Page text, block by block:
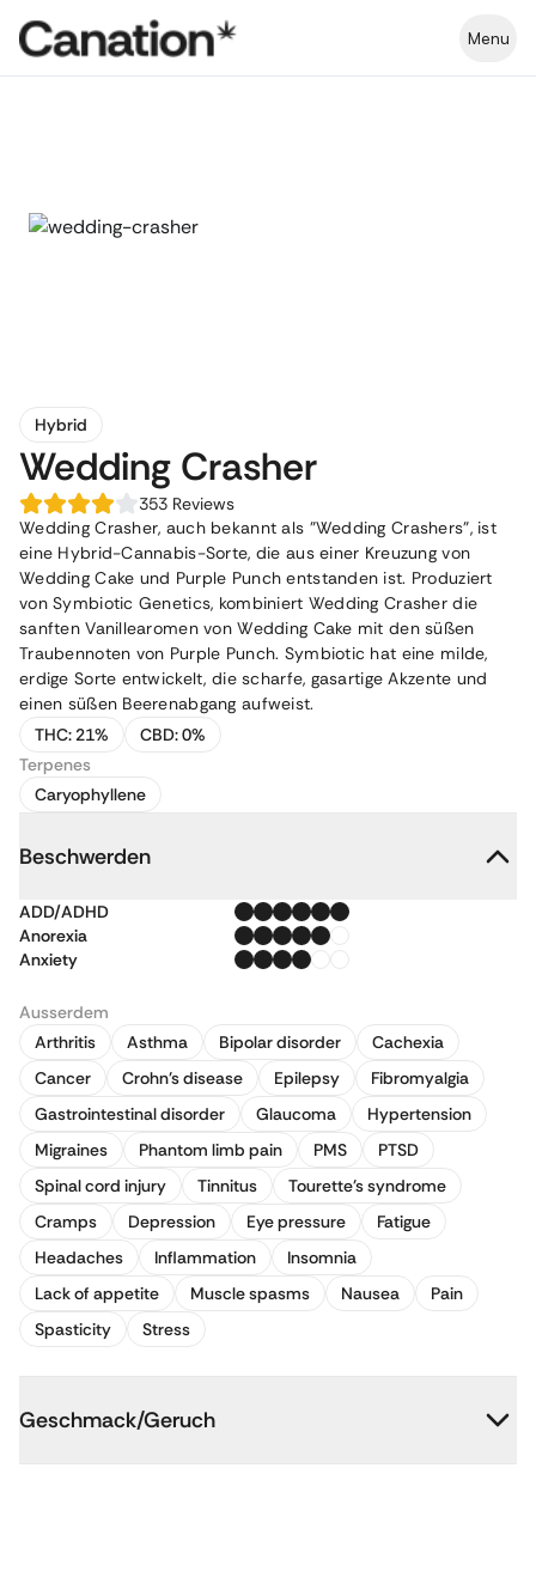
Menu
Hybrid
Wedding Crasher
353 Reviews
Wedding Crasher, auch bekannt als "Wedding Crashers", ist
eine Hybrid-Cannabis-Sorte, die aus einer Kreuzung von
Wedding Cake und Purple Punch entstanden ist. Produziert
von Symbiotic Genetics, kombiniert Wedding Crasher die
sanften Vanillearomen von Wedding Cake mit den süßen
Traubennoten von Purple Punch. Symbiotic hat eine milde,
erdige Sorte entwickelt, die scharfe, gasartige Akzente und
einen süßen Beerenabgang aufweist.
THC:21% CBD:0%
Terpenes
Caryophyllene
Beschwerden
ADD/ADHD
Anorexia
Anxiety
Ausserdem
Arthritis
Asthma Bipolar disorder
Cachexia
Cancer
Crohn's disease Epilepsy
Fibromyalgia
Gastrointestinal disorder
Glaucoma
Hypertension
Migraines
Phantom limb pain PMS
PTSD
Spinal cord injury
Tinnitus
Tourette's syndrome
Cramps
Depression Eye pressure
Fatigue
Headaches
Inflammation
Insomnia
Lack of appetite
Muscle spasms Nausea
Pain
Spasticity
Stress
Geschmack/Geruch